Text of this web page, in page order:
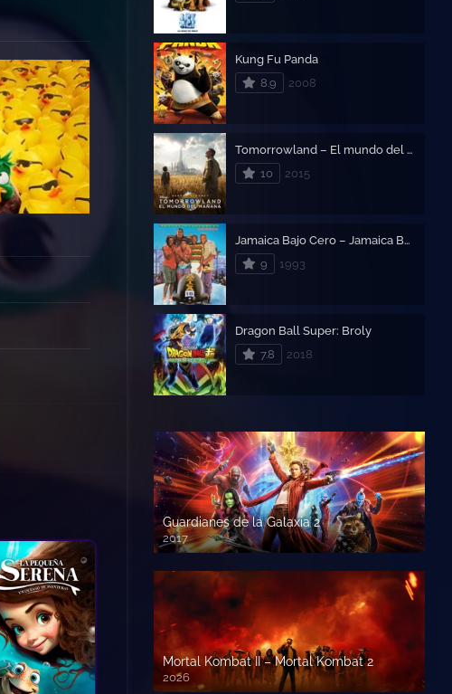
Kung Fu Panda
8.9
2008
Tomorrowland – El mundo del Mañana
10
2015
Jamaica Bajo Cero – Jamaica Bajo 0
9
1993
Dragon Ball Super: Broly
7.8
2018
Guardianes de la Galaxia 2
2017
720p HD
Mortal Kombat II – Mortal Kombat 2
2026
1080p HD